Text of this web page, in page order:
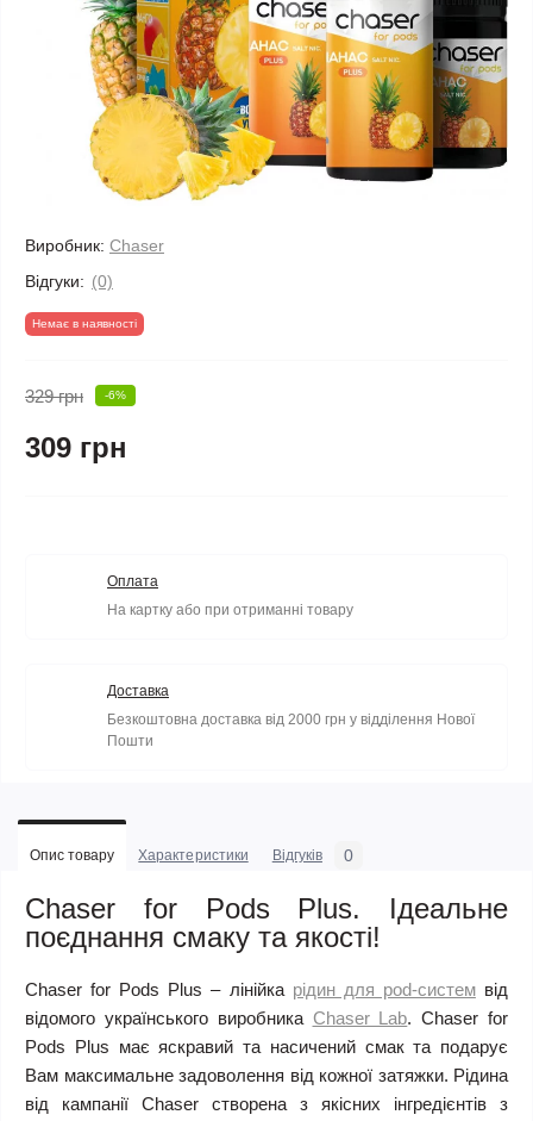
Виробник: Chaser
Відгуки: (0)
Немає в наявності
329 грн -6%
309 грн
Оплата
На картку або при отриманні товару
Доставка
Безкоштовна доставка від 2000 грн у відділення Нової
Пошти
Опис товару Характеристики Відгуків 0
Chaser for Pods Plus. Ідеальне
поєднання смаку та якості!
Chaser for Pods Plus – лінійка рідин для pod-системвід
відомого українського виробника Chaser Lab. Chaser for
Pods Plus має яскравий та насичений смак та подарує
Вам максимальне задоволення від кожної затяжки. Рідина
від кампанії Chaser створена з якісних інгредієнтів з